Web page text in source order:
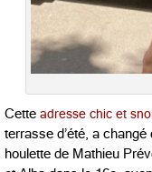
Cette adresse chic et
terrasse d’été, a
houlette de Mathieu